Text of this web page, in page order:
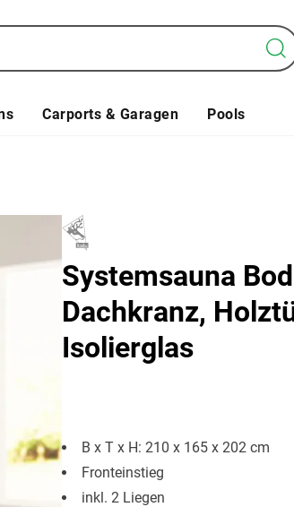
Carports & Garagen Pools
Systemsauna
Dachkranz,
Isolierglas
B x T x H: 210 x 165 x 202 cm
Fronteinstieg
inkl. 2 Liegen